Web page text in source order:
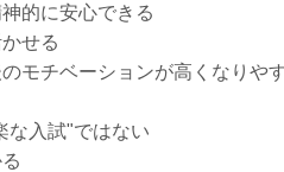
的に安心できる
せる
モチベーションが高くなりや
な入試"ではない